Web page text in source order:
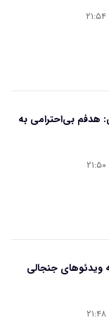
هدفم بی‌احترامی به
ویدئوهای جنجالی